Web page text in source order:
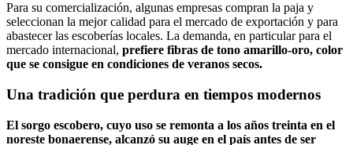
Para su comercialización, algunas empresas compran la paja y
seleccionan la mejor calidad para el mercado de exportación y para
abastecer las escoberías locales. La demanda, en particular para el
mercado internacional, prefiere fibras de tono amarillo-oro, color
que se consigue en condiciones de veranos secos.
Una tradición que perdura en tiempos modernos
El sorgo escobero, cuyo uso se remonta a los años treinta en el
noreste bonaerense, alcanzó su auge en el país antes de ser